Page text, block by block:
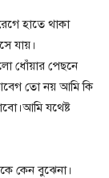
হাতে থাকা
যায়।
ধোঁয়ার পেছনে
তো নয় আমি কি
যথেষ্ট
কেন বুঝেনা।